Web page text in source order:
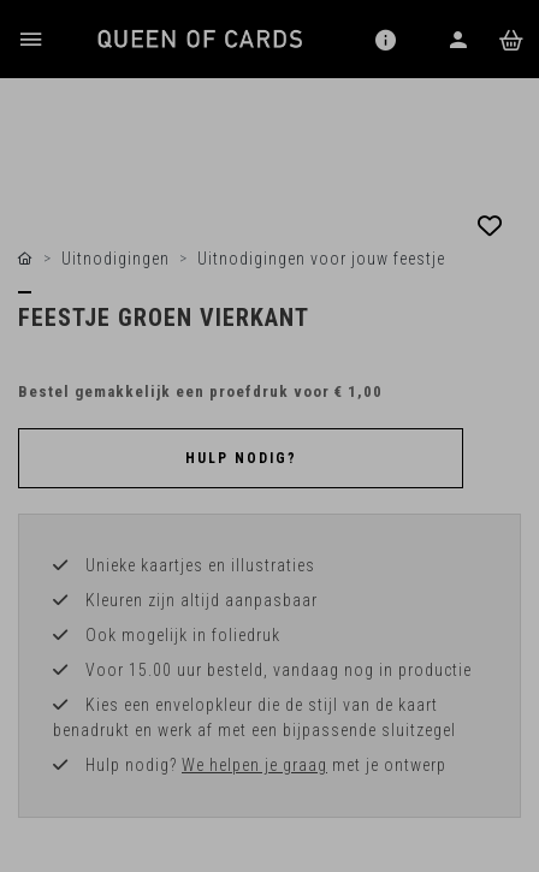
Uitnodigingen Uitnodigingen voor jouw feestje
FEESTJE GROEN VIERKANT
Bestel gemakkelijk een proefdruk voor € 1,00
HULP NODIG?
Unieke kaartjes en illustraties
Kleuren zijn altijd aanpasbaar
Ook mogelijk in foliedruk
Voor 15.00 uur besteld, vandaag nog in productie
Kies een envelopkleur die de stijl van de kaart
benadrukt en werk af met een bijpassende sluitzegel
Hulp nodig? We helpen je graag met je ontwerp